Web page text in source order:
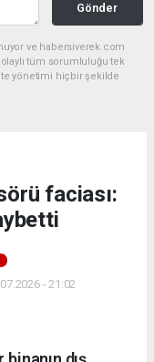
Gönder
ve habersiverek.com
tüm sorumluluğu tek
yönetimi hiçbir şekilde
faciası:
- 21:02